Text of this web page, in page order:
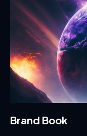
Brand Book